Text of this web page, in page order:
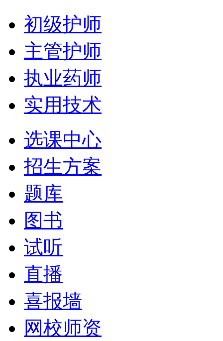
初级护师
主管护师
执业药师
实用技术
选课中心
招生方案
题库
图书
试听
直播
喜报墙
网校师资